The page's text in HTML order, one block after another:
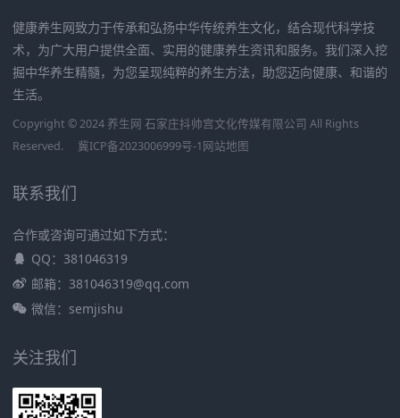
健康养生网致力于传承和弘扬中华传统养生文化，结合现代科学技
术，为广大用户提供全面、实用的健康养生资讯和服务。我们深入挖
掘中华养生精髓，为您呈现纯粹的养生方法，助您迈向健康、和谐的
生活。
Copyright © 2024 养生网 石家庄抖帅宫文化传媒有限公司 All Rights
Reserved.
冀ICP备2023006999号-1网站地图
联系我们
合作或咨询可通过如下方式：
QQ：381046319
邮箱：381046319@qq.com
微信：semjishu
关注我们